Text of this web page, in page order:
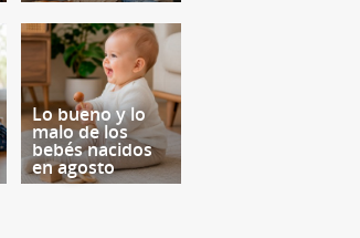
Lo bueno y lo
malo de los
bebés nacidos
en agosto